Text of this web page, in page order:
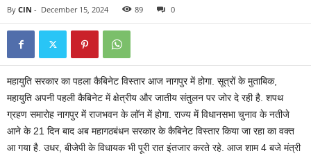
By CIN - December 15, 2024 89 0
महायुति सरकार का पहला कैबिनेट विस्तार आज नागपुर में होगा. सूत्रों के मुताबिक,
महायुति अपनी पहली कैबिनेट में क्षेत्रीय और जातीय संतुलन पर जोर दे रही है. शपथ
ग्रहण समारोह नागपुर में राजभवन के लॉन में होगा. राज्य में विधानसभा चुनाव के नतीजे
आने के 21 दिन बाद अब महागठबंधन सरकार के कैबिनेट विस्तार किया जा रहा का वक्त
आ गया है. उधर, बीजेपी के विधायक भी पूरी रात इंतजार करते रहे. आज शाम 4 बजे मंत्री